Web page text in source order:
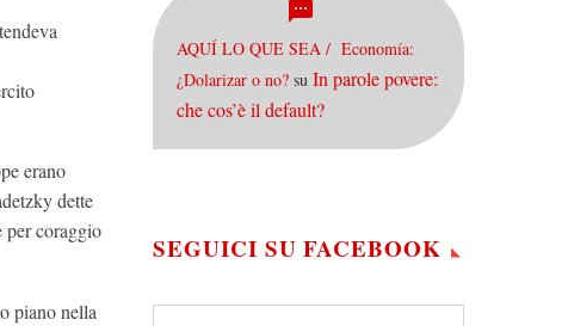
erano
dette
per coraggio
piano nella
AQUÍ LO QUE SEA / Economía:
¿Dolarizar o no? su In parole povere:
che cos’è il default?
SEGUICI SU FACEBOOK